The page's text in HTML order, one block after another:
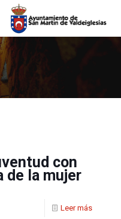
con
de la mujer
Leer más